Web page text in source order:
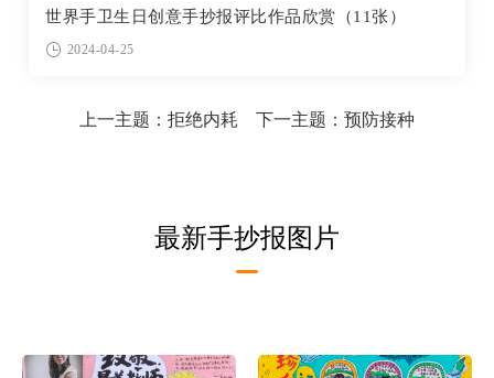
世界手卫生日创意手抄报评比作品欣赏（11张）
2024-04-25
上一主题： 拒绝内耗 下一主题： 预防接种
最新手抄报图片